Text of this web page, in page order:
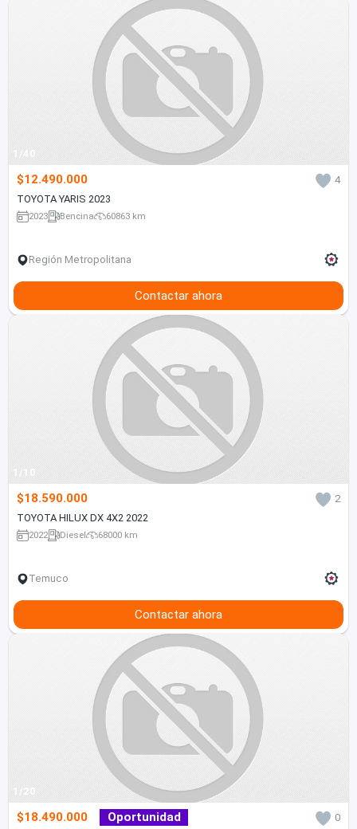
1/40
$12.490.000
4
TOYOTA YARIS 2023
2023 Bencina 60863 km
Región Metropolitana
Contactar ahora
1/10
$18.590.000
2
TOYOTA HILUX DX 4X2 2022
2022 Diesel 68000 km
Temuco
Contactar ahora
1/20
$18.490.000 Oportunidad
0